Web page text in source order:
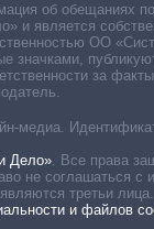
медиа.
Дело». Все права
не соглашаться
третьи лица.
и файлов
об обещаниях
и является
ОО
значками,
за